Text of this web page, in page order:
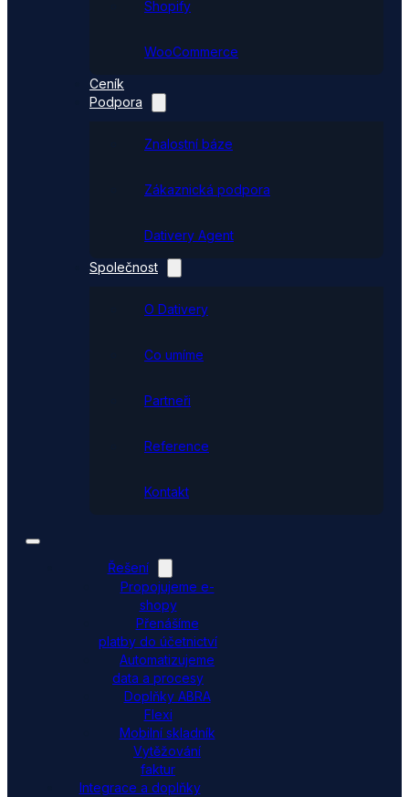
Shopify
WooCommerce
Ceník
Podpora
Znalostní báze
Zákaznická podpora
Dativery Agent
Společnost
O Dativery
Co umíme
Partneři
Reference
Kontakt
Řešení
Propojujeme e-
shopy
Přenášíme
platby do účetnictví
Automatizujeme
data a procesy
Doplňky ABRA
Flexi
Mobilní skladník
Vytěžování
faktur
Integrace a doplňky